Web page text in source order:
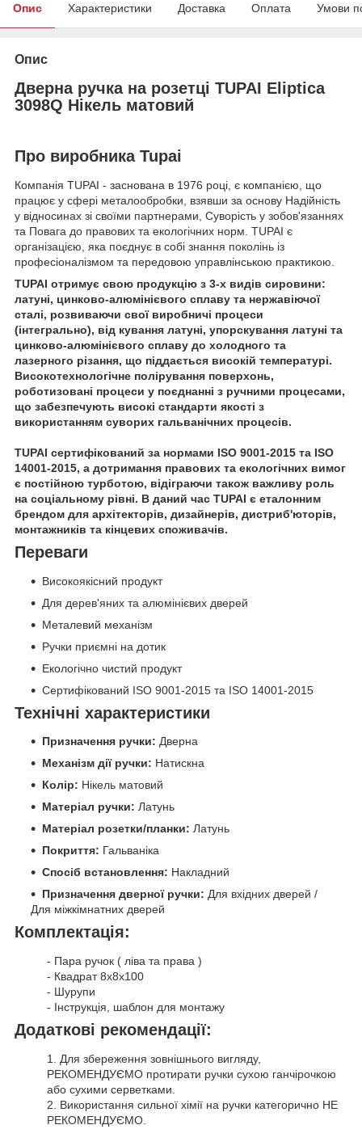
Опис Характеристики Доставка Оплата Умови
Опис
Дверна ручка на розетці TUPAI Eliptica
3098Q Нікель матовий
Про виробника Tupai
Компанія TUPAI - заснована в 1976 році, є компанією, що
працює у сфері металообробки, взявши за основу Надійність
у відносинах зі своїми партнерами, Суворість у зобов'язаннях
та Повага до правових та екологічних норм. TUPAI є
організацією, яка поєднує в собі знання поколінь із
професіоналізмом та передовою управлінською практикою.
TUPAI отримує свою продукцію з 3-х видів сировини:
латуні, цинково-алюмінієвого сплаву та нержавіючої
сталі, розвиваючи свої виробничі процеси
(інтегрально), від кування латуні, упорскування латуні та
цинково-алюмінієвого сплаву до холодного та
лазерного різання, що піддається високій температурі.
Високотехнологічне полірування поверхонь,
роботизовані процеси у поєднанні з ручними процесами,
що забезпечують високі стандарти якості з
використанням суворих гальванічних процесів.
TUPAI сертифікований за нормами ISO 9001-2015 та ISO
14001-2015, а дотримання правових та екологічних вимог
є постійною турботою, відіграючи також важливу роль
на соціальному рівні. В даний час TUPAI є еталонним
брендом для архітекторів, дизайнерів, дистриб'юторів,
монтажників та кінцевих споживачів.
Переваги
Високоякісний продукт
Для дерев'яних та алюмінієвих дверей
Металевий механізм
Ручки приємні на дотик
Екологічно чистий продукт
Сертифікований ISO 9001-2015 та ISO 14001-2015
Технічні характеристики
Призначення ручки: Дверна
Механізм дії ручки: Натискна
Колір: Нікель матовий
Матеріал ручки: Латунь
Матеріал розетки/планки: Латунь
Покриття: Гальваніка
Спосіб встановлення: Накладний
Призначення дверної ручки: Для вхідних дверей /
Для міжкімнатних дверей
Комплектація:
- Пара ручок ( ліва та права )
- Квадрат 8х8х100
- Шурупи
- Інструкція, шаблон для монтажу
Додаткові рекомендації:
1. Для збереження зовнішнього вигляду,
РЕКОМЕНДУЄМО протирати ручки сухою ганчірочкою
або сухими серветками.
2. Використання сильної хімії на ручки категорично НЕ
РЕКОМЕНДУЄМО.